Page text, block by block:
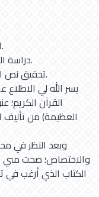
يسر الله لي
القرآن الكريم؛
العظيمة) من
وبعد النظر في
والاختصاص؛ صحت مني
الكتاب الذي أرغب في